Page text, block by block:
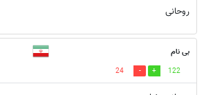
روحانی
بی نام
122
24